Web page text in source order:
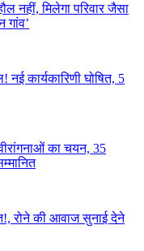
नहीं, मिलेगा परिवार जैसा
गांव’
कार्यकारिणी घोषित, 5
का चयन, 35
रोने की आवाज सुनाई देने